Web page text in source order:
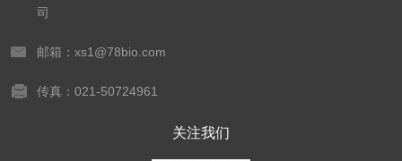
司
邮箱：xs1@78bio.com
传真：021-50724961
关注我们